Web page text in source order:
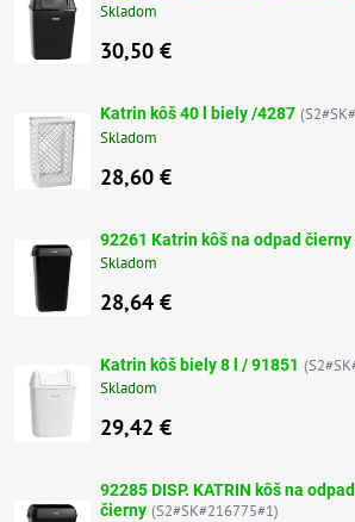
Skladom
30,50 €
Katrin kôš 40 l biely /4287
Skladom
28,60 €
92261 Katrin kôš na odpad čierny
Skladom
28,64 €
Katrin kôš biely 8 l / 91851
Skladom
29,42 €
92285 DISP. KATRIN kôš na
čierny (S2#SK#216775#1)